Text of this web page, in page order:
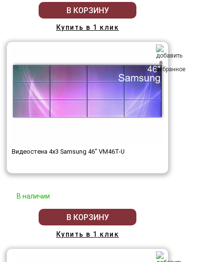
В КОРЗИНУ
Купить в 1 клик
Видеостена 4x3 Samsung 46" VM46T-U
В наличии
В КОРЗИНУ
Купить в 1 клик